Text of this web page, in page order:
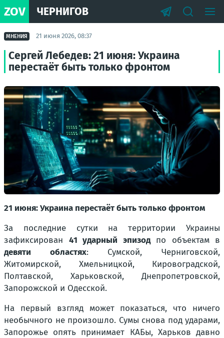
ZOV ЧЕРНИГОВ
МНЕНИЯ 21 июня 2026, 08:37
Сергей Лебедев: 21 июня: Украина
перестаёт быть только фронтом
21 июня: Украина перестаёт быть только фронтом
За последние сутки на территории Украины
зафиксирован 41 ударный эпизодпо объектам в
девяти областях: Сумской, Черниговской,
Житомирской, Хмельницкой, Кировоградской,
Полтавской, Харьковской, Днепропетровской,
Запорожской и Одесской.
На первый взгляд может показаться, что ничего
необычного не произошло. Сумы снова под ударами,
Запорожье опять принимает КАБы, Харьков давно